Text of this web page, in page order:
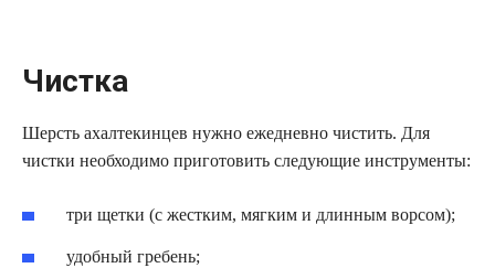
Чистка
Шерсть ахалтекинцев нужно ежедневно чистить. Для
чистки необходимо приготовить следующие инструменты:
три щетки (с жестким, мягким и длинным ворсом);
удобный гребень;